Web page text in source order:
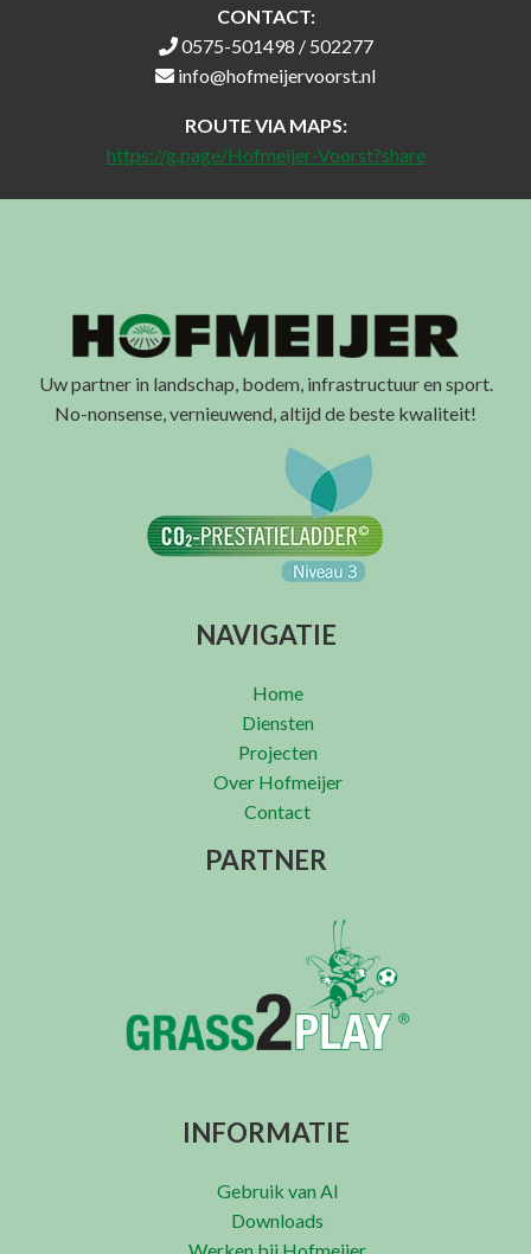
CONTACT:
0575-501498 / 502277
info@hofmeijervoorst.nl
ROUTE VIA MAPS:
https://g.page/Hofmeijer-Voorst?share
Uw partner in landschap, bodem, infrastructuur en sport.
No-nonsense, vernieuwend, altijd de beste kwaliteit!
NAVIGATIE
Home
Diensten
Projecten
Over Hofmeijer
Contact
PARTNER
INFORMATIE
Gebruik van AI
Downloads
Werken bij Hofmeijer